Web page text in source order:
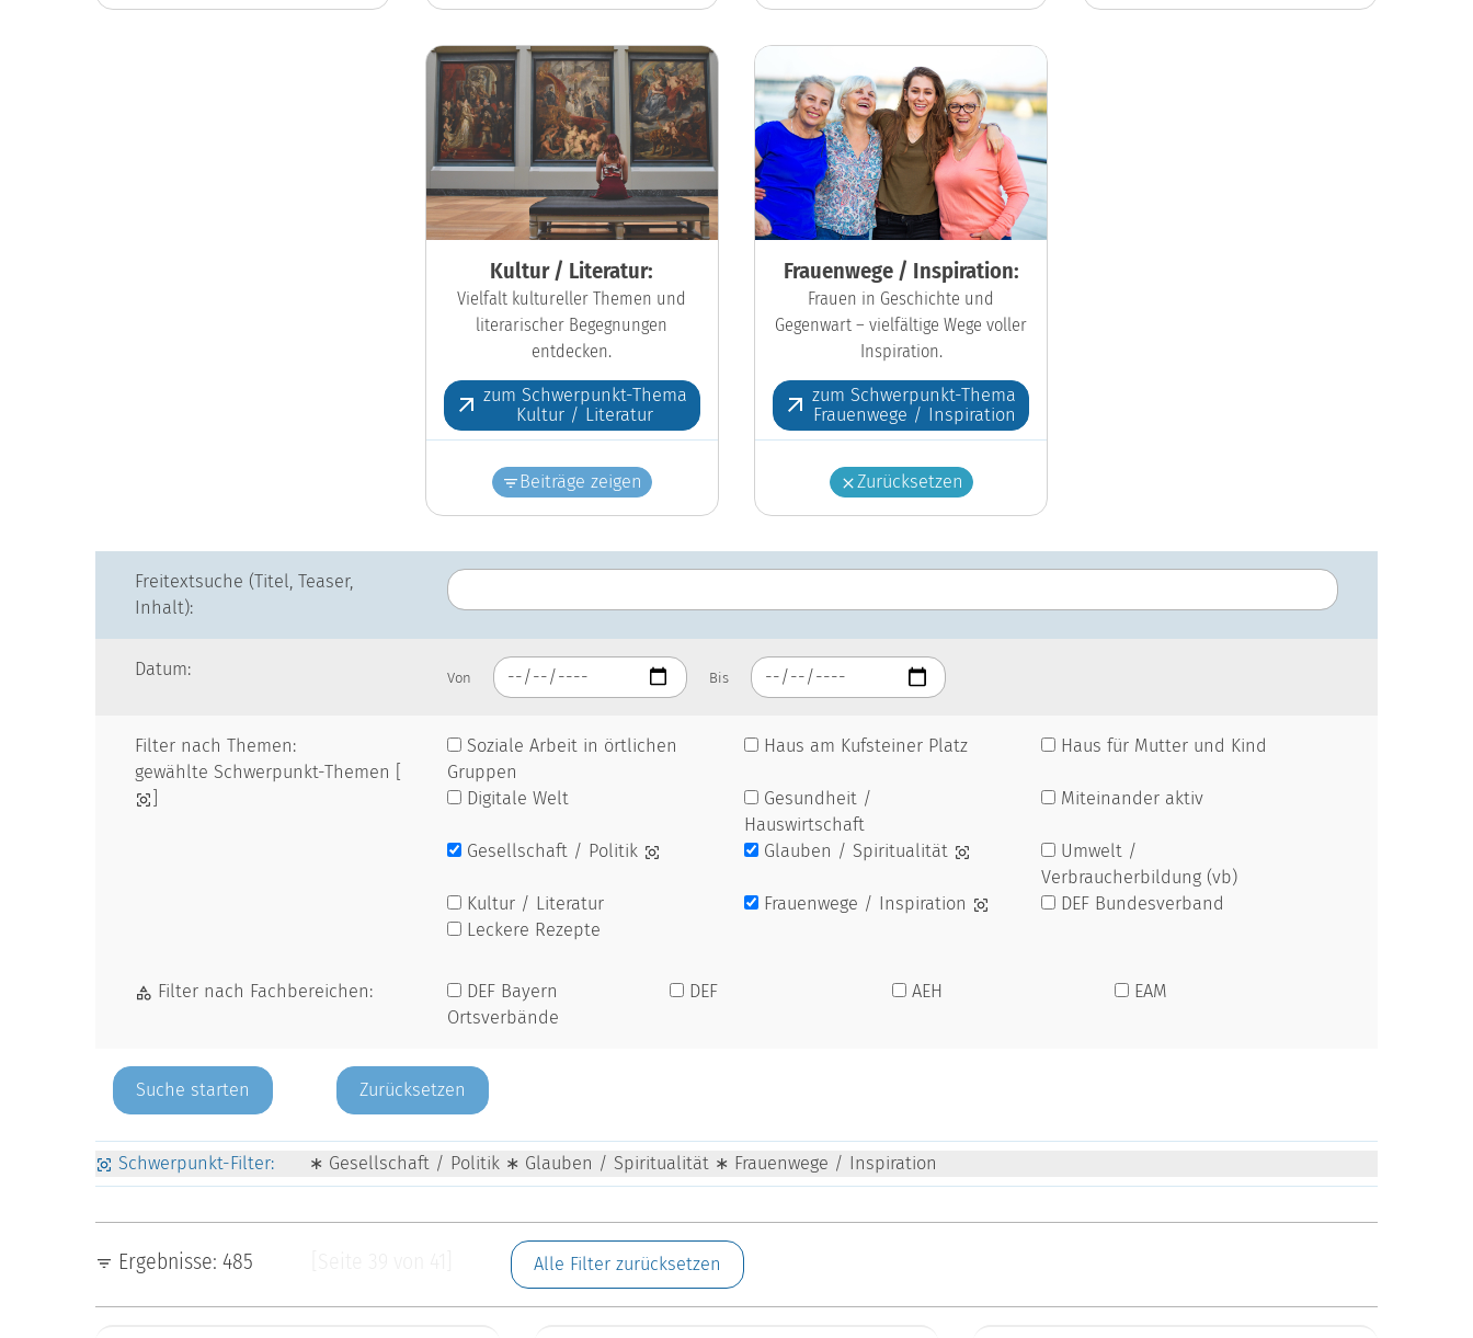
Kultur / Literatur:
Vielfalt kultureller Themen und
literarischer Begegnungen
entdecken.
zum Schwerpunkt-Thema
Kultur / Literatur
Beiträge zeigen
Frauenwege / Inspiration:
Frauen in Geschichte und
Gegenwart – vielfältige Wege voller
Inspiration.
zum Schwerpunkt-Thema
Frauenwege / Inspiration
Zurücksetzen
Freitextsuche (Titel, Teaser,
Inhalt):
Datum: Von Bis
Filter nach Themen:
gewählte Schwerpunkt-Themen [
Soziale Arbeit in örtlichen
Gruppen
Haus am Kufsteiner Platz Haus für Mutter und Kind
Digitale Welt
Gesundheit /
Hauswirtschaft
Miteinander aktiv
Gesellschaft / Politik Glauben / Spiritualität
Umwelt /
Verbraucherbildung (vb)
Kultur / Literatur
Frauenwege / Inspiration
DEF Bundesverband
Leckere Rezepte
Filter nach Fachbereichen:
DEF Bayern
Ortsverbände
DEF AEH EAM
Zurücksetzen
Schwerpunkt-Filter: ∗ Gesellschaft / Politik ∗ Glauben / Spiritualität ∗ Frauenwege / Inspiration
Ergebnisse: 485 Alle Filter zurücksetzen